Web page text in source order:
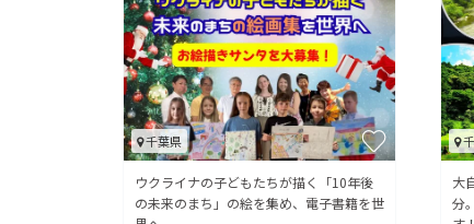
千葉県
ウクライナの子どもたちが描く「10年後
の未来のまち」の絵を集め、電子書籍を世
大
分